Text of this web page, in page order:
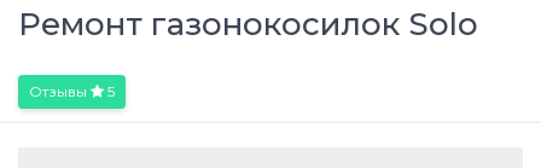
Ремонт газонокосилок Solo
Отзывы 5